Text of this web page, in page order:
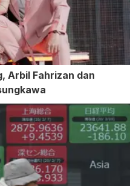
Arbil Fahrizan dan